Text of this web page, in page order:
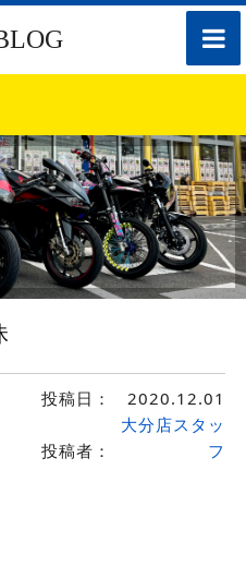
toggle
投稿日： 2020.12.01
投稿者：
大分店スタッ
フ